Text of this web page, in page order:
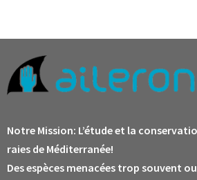
Notre Mission: L’étude et la
raies de Méditerranée!
Des espèces menacées trop souvent